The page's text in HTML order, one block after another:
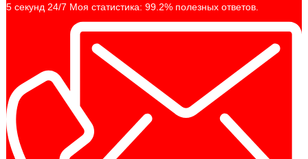
5 секунд 24/7 Моя статистика: 99.2% полезных ответов.